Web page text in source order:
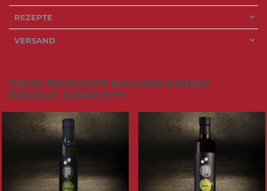
REZEPTE
VERSAND
DIESE PRODUKTE MACHEN DEINEN
EINKAUF KOMPLETT: